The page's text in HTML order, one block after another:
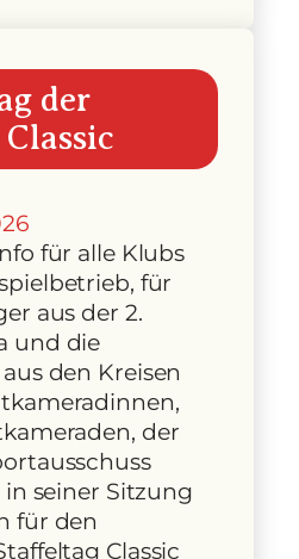
der
für alle Klubs
für
aus der 2.
und die
den Kreisen
der
in seiner Sitzung
für den
Classic